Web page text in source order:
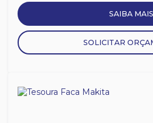
SAIBA MAIS
SOLICITAR